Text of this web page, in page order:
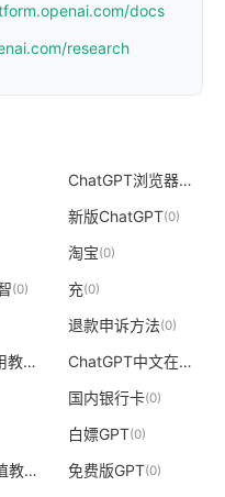
docs
research
ChatGPT浏览器插件
新版ChatGPT(0)
淘宝(0)
(0) 充(0)
退款申诉方法(0)
ChatGPT使用教程 ChatGPT中文在线
国内银行卡(0)
白嫖GPT(0)
三星GPT 充值教程 免费版GPT(0)